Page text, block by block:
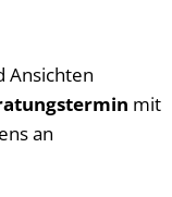
Ansichten
mit
an